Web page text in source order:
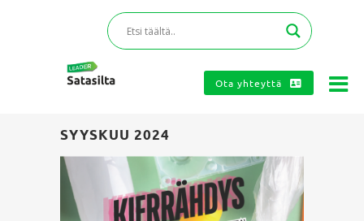
Ota yhteyttä
SYYSKUU 2024